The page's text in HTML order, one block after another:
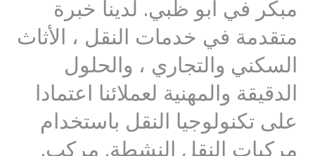
مبكر في أبو ظبي. لدينا خبرة
متقدمة في خدمات النقل ، الأثاث
السكني والتجاري ، والحلول
الدقيقة والمهنية لعملائنا اعتمادا
على تكنولوجيا النقل باستخدام
مركبات النقل النشطة. مركب.